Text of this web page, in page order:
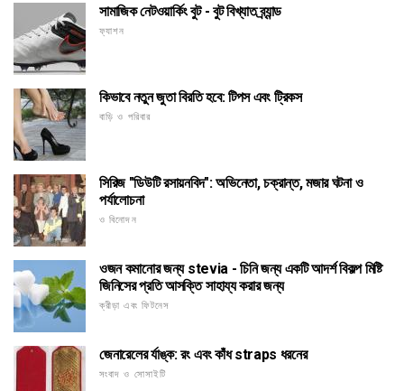
সামাজিক নেটওয়ার্কিং বুট - বুট বিখ্যাত ব্র্যান্ড
ফ্যাশন
কিভাবে নতুন জুতা বিরতি হবে: টিপস এবং ট্রিকস
বাড়ি ও পরিবার
সিরিজ "ডিউটি রসায়নবিদ": অভিনেতা, চক্রান্ত, মজার ঘটনা ও
পর্যালোচনা
ও বিনোদন
ওজন কমানোর জন্য stevia - চিনি জন্য একটি আদর্শ বিকল্প মিষ্টি
জিনিসের প্রতি আসক্তি সাহায্য করার জন্য
ক্রীড়া এবং ফিটনেস
জেনারেলের র্যাঙ্ক: রং এবং কাঁধ straps ধরনের
সংবাদ ও সোসাইটি